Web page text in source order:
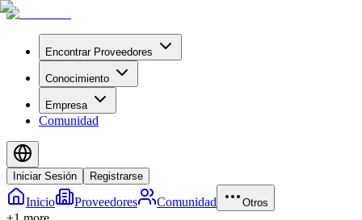
Encontrar Proveedores
Conocimiento
Empresa
Comunidad
Iniciar Sesión Registrarse
Inicio Proveedores Comunidad Otros